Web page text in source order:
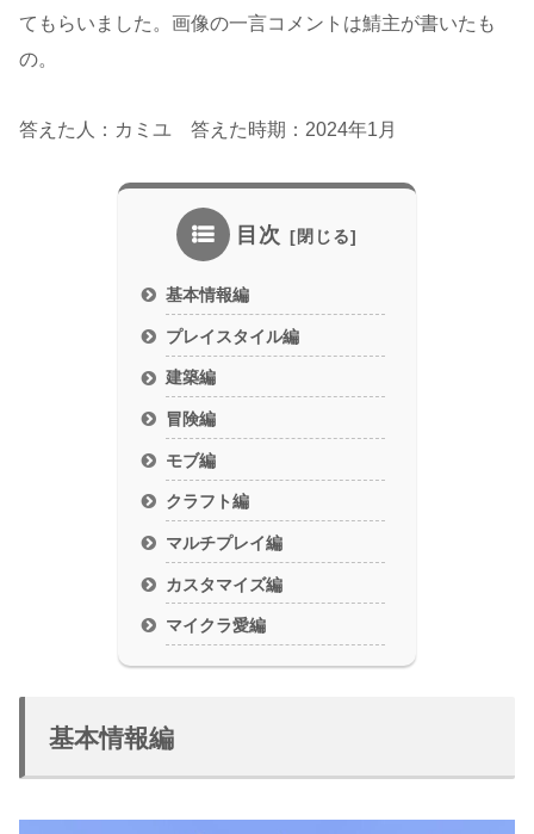
てもらいました。画像の一言コメントは鯖主が書いたも
の。
答えた人：カミユ 答えた時期：2024年1月
目次
基本情報編
プレイスタイル編
建築編
冒険編
モブ編
クラフト編
マルチプレイ編
カスタマイズ編
マイクラ愛編
基本情報編